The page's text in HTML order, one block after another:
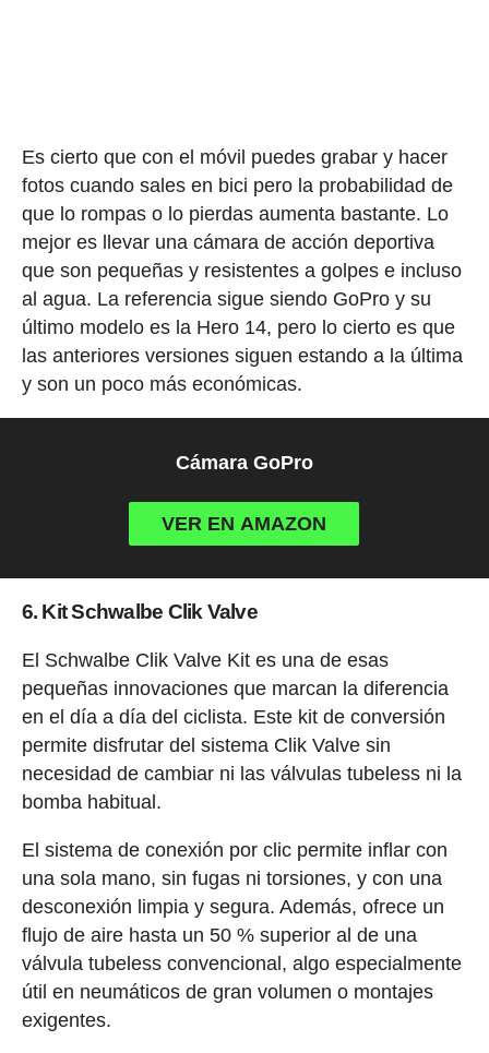
Es cierto que con el móvil puedes grabar y hacer
fotos cuando sales en bici pero la probabilidad de
que lo rompas o lo pierdas aumenta bastante. Lo
mejor es llevar una cámara de acción deportiva
que son pequeñas y resistentes a golpes e incluso
al agua. La referencia sigue siendo GoPro y su
último modelo es la Hero 14, pero lo cierto es que
las anteriores versiones siguen estando a la última
y son un poco más económicas.
Cámara GoPro
VER EN AMAZON
6. Kit Schwalbe Clik Valve
El Schwalbe Clik Valve Kit es una de esas
pequeñas innovaciones que marcan la diferencia
en el día a día del ciclista. Este kit de conversión
permite disfrutar del sistema Clik Valve sin
necesidad de cambiar ni las válvulas tubeless ni la
bomba habitual.
El sistema de conexión por clic permite inflar con
una sola mano, sin fugas ni torsiones, y con una
desconexión limpia y segura. Además, ofrece un
flujo de aire hasta un 50 % superior al de una
válvula tubeless convencional, algo especialmente
útil en neumáticos de gran volumen o montajes
exigentes.